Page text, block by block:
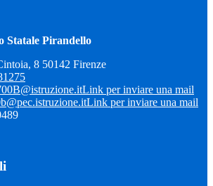
Statale Pirandello
8 50142 Firenze
Link per inviare una mail
Link per inviare una mail